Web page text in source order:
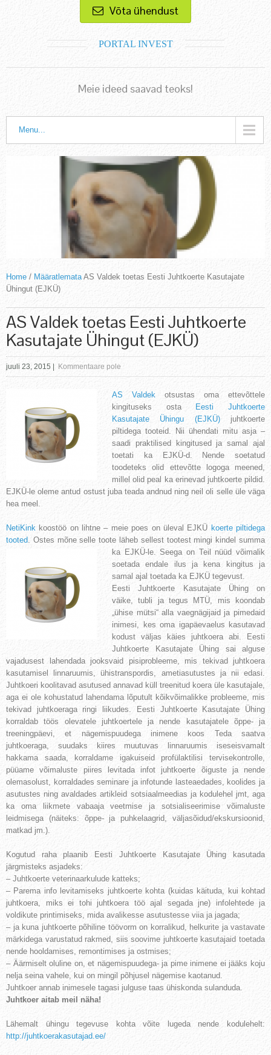
Võta ühendust
PORTAL INVEST
Meie ideed saavad teoks!
Menu...
Home / MääratlemataAS Valdek toetas Eesti Juhtkoerte Kasutajate
Ühingut (EJKÜ)
AS Valdek toetas Eesti Juhtkoerte
Kasutajate Ühingut (EJKÜ)
juuli 23, 2015 Kommentaare pole
AS Valdek otsustas oma ettevõttele
kingituseks osta
Eesti Juhtkoerte
Kasutajate Ühingu (EJKÜ)juhtkoerte
piltidega tooteid. Nii ühendati mitu asja –
saadi praktilised kingitused ja samal ajal
toetati ka EJKÜ-d. Nende soetatud
toodeteks olid ettevõtte logoga meened,
millel olid peal ka erinevad juhtkoerte pildid.
EJKÜ-le oleme antud ostust juba teada andnud ning neil oli selle üle väga
hea meel.
NetiKink koostöö on lihtne – meie poes on üleval EJKÜ koerte piltidega
tooted. Ostes mõne selle toote läheb sellest tootest mingi kindel summa
ka EJKÜ-le. Seega on Teil nüüd võimalik
soetada endale ilus ja kena kingitus ja
samal ajal toetada ka EJKÜ tegevust.
Eesti Juhtkoerte Kasutajate Ühing on
väike, tubli ja tegus MTÜ, mis koondab
„ühise mütsi“ alla vaegnägijaid ja pimedaid
inimesi, kes oma igapäevaelus kasutavad
kodust väljas käies juhtkoera abi. Eesti
Juhtkoerte Kasutajate Ühing sai alguse
vajadusest lahendada jooksvaid pisiprobleeme, mis tekivad juhtkoera
kasutamisel linnaruumis, ühistranspordis, ametiasutustes ja nii edasi.
Juhtkoeri koolitavad asutused annavad küll treenitud koera üle kasutajale,
aga ei ole kohustatud lahendama lõputult kõikvõimalikke probleeme, mis
tekivad juhtkoeraga ringi liikudes. Eesti Juhtkoerte Kasutajate Ühing
korraldab töös olevatele juhtkoertele ja nende kasutajatele õppe- ja
treeningpäevi, et nägemispuudega inimene koos Teda saatva
juhtkoeraga, suudaks kiires muutuvas linnaruumis iseseisvamalt
hakkama saada, korraldame igakuiseid profülaktilisi tervisekontrolle,
püüame võimaluste piires levitada infot juhtkoerte õiguste ja nende
olemasolust, korraldades seminare ja infotunde lasteaedades, koolides ja
asutustes ning avaldades artikleid sotsiaalmeedias ja kodulehel jmt, aga
ka oma liikmete vabaaja veetmise ja sotsialiseerimise võimaluste
leidmisega (näiteks: õppe- ja puhkelaagrid, väljasõidud/ekskursioonid,
matkad jm.).
Kogutud raha plaanib Eesti Juhtkoerte Kasutajate Ühing kasutada
järgmisteks asjadeks:
– Juhtkoerte veterinaarkulude katteks;
– Parema info levitamiseks juhtkoerte kohta (kuidas käituda, kui kohtad
juhtkoera, miks ei tohi juhtkoera töö ajal segada jne) infolehtede ja
voldikute printimiseks, mida avalikesse asutustesse viia ja jagada;
– ja kuna juhtkoerte põhiline töövorm on korralikud, helkurite ja vastavate
märkidega varustatud rakmed, siis soovime juhtkoerte kasutajaid toetada
nende hooldamises, remontimises ja ostmises;
– Äärmiselt oluline on, et nägemispuudega- ja pime inimene ei jääks koju
nelja seina vahele, kui on mingil põhjusel nägemise kaotanud.
Juhtkoer annab inimesele tagasi julguse taas ühiskonda sulanduda.
Juhtkoer aitab meil näha!
Lähemalt ühingu tegevuse kohta võite lugeda nende kodulehelt:
http://juhtkoerakasutajad.ee/